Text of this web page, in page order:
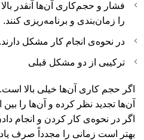
فشار و حجم‌کاری آن‌ها آنقدر
را زمان‌بندی و برنامه‌ریزی کنند.
در نحوه‌ی انجام کار مشکل دارند.
ترکیبی از دو مشکل قبلی
اگر حجم کاری آن‌ها خیلی بالا
آن‌ها تجدید نظر کرده و آن‌ها را
اگر در نحوه‌ی کار کردن و انجام
بهتر است زمانی را مجدداً صرف